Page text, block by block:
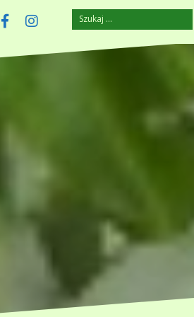
Instagram
szczuplejemy.pl
Szukaj: